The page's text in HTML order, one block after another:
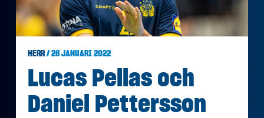
HERR/ 28 JANUARI 2022
Lucas Pellas och
Daniel Pettersson